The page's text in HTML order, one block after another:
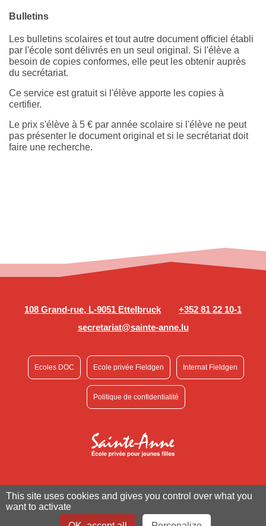
Bulletins
Les bulletins scolaires et tout autre document officiel établi
par l'école sont délivrés en un seul original. Si l'élève a
besoin de copies conformes, elle peut les obtenir auprès
du secrétariat.
Ce service est gratuit si l'élève apporte les copies à
certifier.
Le prix s'élève à 5 € par année scolaire si l'élève ne peut
pas présenter le document original et si le secrétariat doit
faire une recherche.
108 Grand-rue, L-9051 Ettelbruck
+352 81 22 10-1
secretariat@sainte-anne.lu
Ecoles DOC Ecole privée Fieldgen Internat Fieldgen
Politique de confidentialité
This site uses cookies and gives you control over what you
want to activate